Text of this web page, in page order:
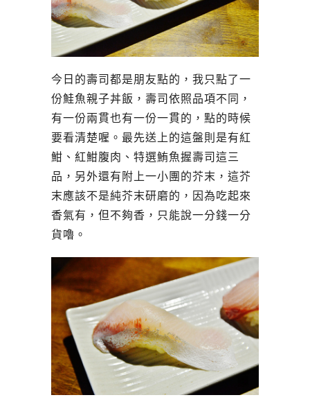
今日的壽司都是朋友點的，我只點了一
份鮭魚親子丼飯，壽司依照品項不同，
有一份兩貫也有一份一貫的，點的時候
要看清楚喔。最先送上的這盤則是有紅
魽、紅魽腹肉、特選鮪魚握壽司這三
品，另外還有附上一小團的芥末，這芥
末應該不是純芥末研磨的，因為吃起來
香氣有，但不夠香，只能說一分錢一分
貨嚕。